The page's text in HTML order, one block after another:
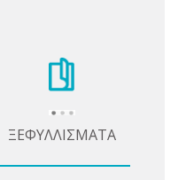
ΞΕΦΥΛΛΙΣΜΑΤΑ